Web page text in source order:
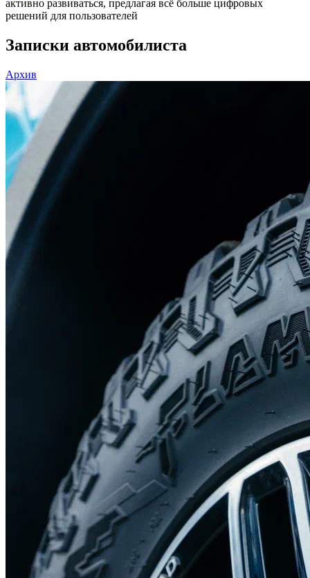
активно развиваться, предлагая всё больше цифровых
решений для пользователей
Записки автомобилиста
Архив